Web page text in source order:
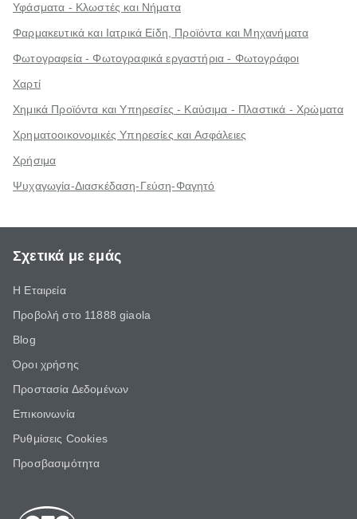
Υφάσματα - Κλωστές και Νήματα
Φαρμακευτικά και Ιατρικά Είδη, Προϊόντα και Μηχανήματα
Φωτογραφεία - Φωτογραφικά εργαστήρια - Φωτογράφοι
Χαρτί
Χημικά Προϊόντα και Υπηρεσίες - Καύσιμα - Πλαστικά - Χρώματα
Χρηματοοικονομικές Υπηρεσίες και Ασφάλειες
Χρήσιμα
Ψυχαγωγία-Διασκέδαση-Γεύση-Φαγητό
Σχετικά με εμάς
Η Εταιρεία
Προβολή στο 11888 giaola
Blog
Όροι χρήσης
Προστασία Δεδομένων
Επικοινωνία
Ρυθμίσεις Cookies
Προσβασιμότητα